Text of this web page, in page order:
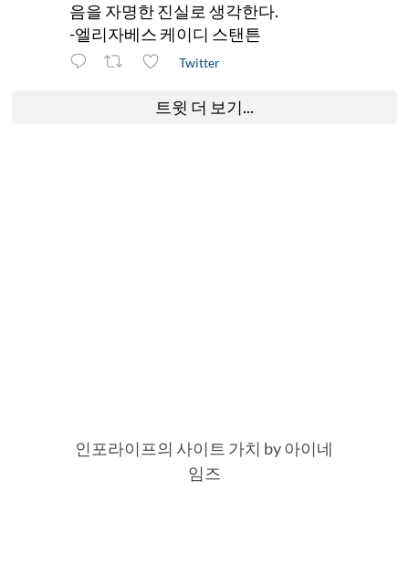
음을 자명한 진실로 생각한다.
-엘리자베스 케이디 스탠튼
Twitter
트윗 더 보기...
인포라이프의 사이트 가치 by 아이네
임즈